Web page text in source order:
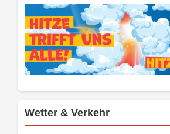
Wetter & Verkehr